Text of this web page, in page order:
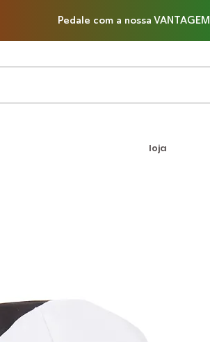
Pedale com a nossa VANTAGEM
loja